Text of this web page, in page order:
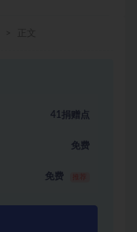
41捐赠点
免费
免费